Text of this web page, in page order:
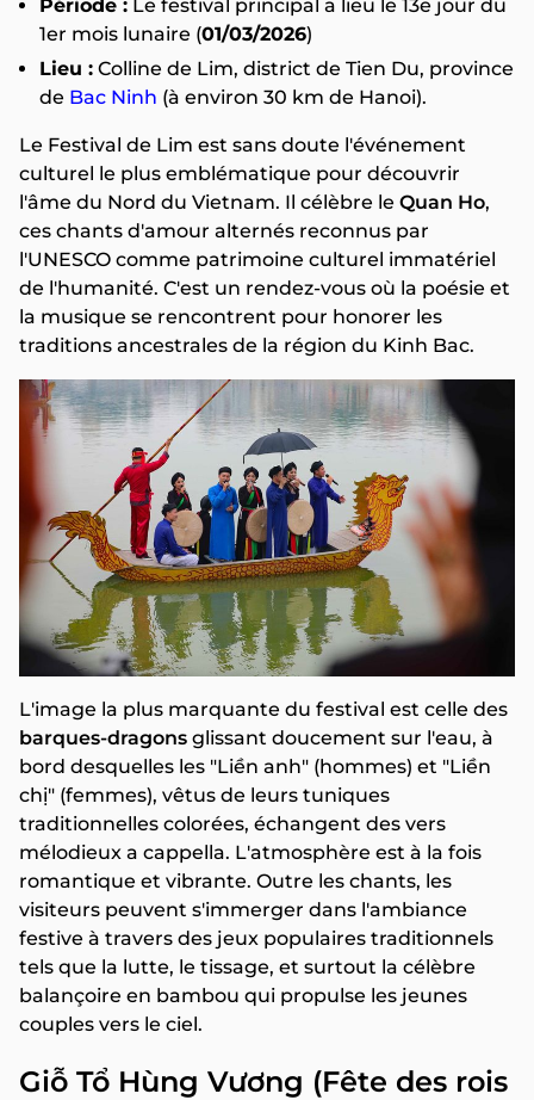
Période : Le festival principal a lieu le 13e jour du
1er mois lunaire (01/03/2026)
Lieu : Colline de Lim, district de Tien Du, province
de Bac Ninh (à environ 30 km de Hanoi).
Le Festival de Lim est sans doute l'événement
culturel le plus emblématique pour découvrir
l'âme du Nord du Vietnam. Il célèbre le Quan Ho,
ces chants d'amour alternés reconnus par
l'UNESCO comme patrimoine culturel immatériel
de l'humanité. C'est un rendez-vous où la poésie et
la musique se rencontrent pour honorer les
traditions ancestrales de la région du Kinh Bac.
L'image la plus marquante du festival est celle des
barques-dragons glissant doucement sur l'eau, à
bord desquelles les "Liền anh" (hommes) et "Liền
chị" (femmes), vêtus de leurs tuniques
traditionnelles colorées, échangent des vers
mélodieux a cappella. L'atmosphère est à la fois
romantique et vibrante. Outre les chants, les
visiteurs peuvent s'immerger dans l'ambiance
festive à travers des jeux populaires traditionnels
tels que la lutte, le tissage, et surtout la célèbre
balançoire en bambou qui propulse les jeunes
couples vers le ciel.
Giỗ Tổ Hùng Vương (Fête des rois